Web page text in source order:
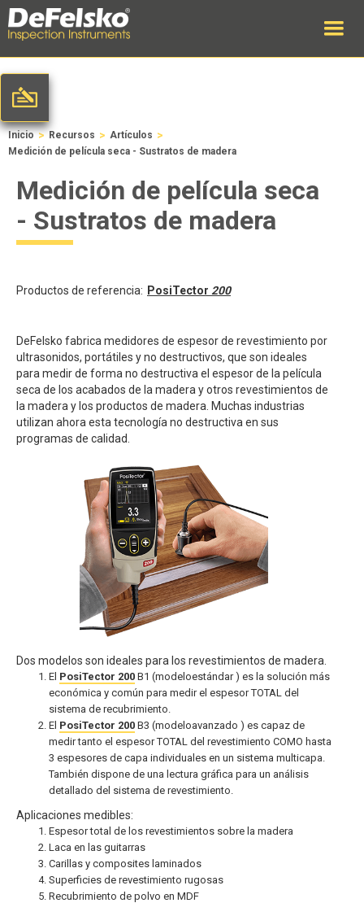
Inicio > Recursos > Artículos >
Medición de película seca - Sustratos de madera
Medición de película seca
- Sustratos de madera
Productos de referencia: PosiTector 200
DeFelsko fabrica medidores de espesor de revestimiento por
ultrasonidos, portátiles y no destructivos, que son ideales
para medir de forma no destructiva el espesor de la película
seca de los acabados de la madera y otros revestimientos de
la madera y los productos de madera. Muchas industrias
utilizan ahora esta tecnología no destructiva en sus
programas de calidad.
Dos modelos son ideales para los revestimientos de madera.
El PosiTector 200 B1 (modeloestándar ) es la solución más
económica y común para medir el espesor TOTAL del
sistema de recubrimiento.
El PosiTector 200 B3 (modeloavanzado ) es capaz de
medir tanto el espesor TOTAL del revestimiento COMO hasta
3 espesores de capa individuales en un sistema multicapa.
También dispone de una lectura gráfica para un análisis
detallado del sistema de revestimiento.
Aplicaciones medibles:
Espesor total de los revestimientos sobre la madera
Laca en las guitarras
Carillas y composites laminados
Superficies de revestimiento rugosas
Recubrimiento de polvo en MDF